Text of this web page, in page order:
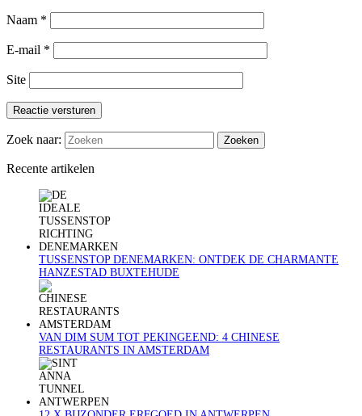
Naam *
E-mail *
Site
Reactie versturen
Zoek naar:
Recente artikelen
TUSSENSTOP DENEMARKEN: ONTDEK DE CHARMANTE
HANZESTAD BUXTEHUDE
VAN DIM SUM TOT PEKINGEEND: 4 CHINESE
RESTAURANTS IN AMSTERDAM